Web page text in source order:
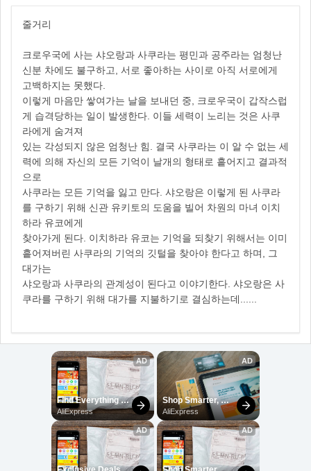
줄거리
크로우국에 사는 샤오랑과 사쿠라는 평민과 공주라는 엄청난
신분 차에도 불구하고, 서로 좋아하는 사이로 아직 서로에게
고백하지는 못했다.
이렇게 마음만 쌓여가는 날을 보내던 중, 크로우국이 갑작스럽
게 습격당하는 일이 발생한다. 이들 세력이 노리는 것은 사쿠
라에게 숨겨져
있는 각성되지 않은 엄청난 힘. 결국 사쿠라는 이 알 수 없는 세
력에 의해 자신의 모든 기억이 날개의 형태로 흩어지고 결과적
으로
사쿠라는 모든 기억을 잃고 만다. 샤오랑은 이렇게 된 사쿠라
를 구하기 위해 신관 유키토의 도움을 빌어 차원의 마녀 이치
하라 유코에게
찾아가게 된다. 이치하라 유코는 기억을 되찾기 위해서는 이미
흩어져버린 사쿠라의 기억의 깃털을 찾아야 한다고 하며, 그
대가는
샤오랑과 사쿠라의 관계성이 된다고 이야기한다. 샤오랑은 사
쿠라를 구하기 위해 대가를 지불하기로 결심하는데......